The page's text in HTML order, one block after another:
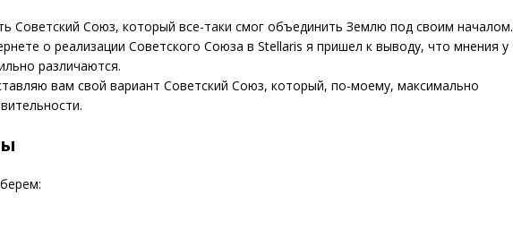
Советский Союз, который все-таки смог объединить Землю под своим началом.
о реализации Советского Союза в Stellaris я пришел к выводу, что мнения у
различаются.
вам свой вариант Советский Союз, который, по-моему, максимально